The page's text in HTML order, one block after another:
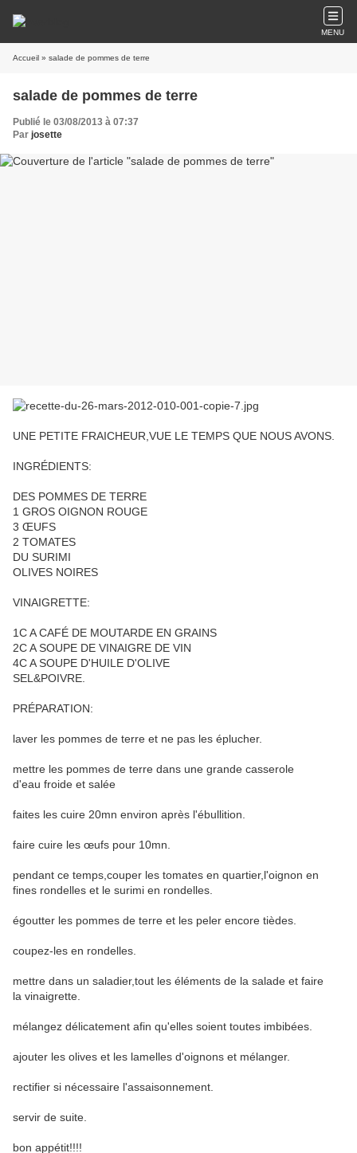
MENU
Accueil » salade de pommes de terre
salade de pommes de terre
Publié le 03/08/2013 à 07:37
Par josette
UNE PETITE FRAICHEUR,VUE LE TEMPS QUE NOUS AVONS.
INGRÉDIENTS:
DES POMMES DE TERRE
1 GROS OIGNON ROUGE
3 ŒUFS
2 TOMATES
DU SURIMI
OLIVES NOIRES
VINAIGRETTE:
1C A CAFÉ DE MOUTARDE EN GRAINS
2C A SOUPE DE VINAIGRE DE VIN
4C A SOUPE D'HUILE D'OLIVE
SEL&POIVRE.
PRÉPARATION:
laver les pommes de terre et ne pas les éplucher.
mettre les pommes de terre dans une grande casserole
d'eau froide et salée
faites les cuire 20mn environ après l'ébullition.
faire cuire les œufs pour 10mn.
pendant ce temps,couper les tomates en quartier,l'oignon en
fines rondelles et le surimi en rondelles.
égoutter les pommes de terre et les peler encore tièdes.
coupez-les en rondelles.
mettre dans un saladier,tout les éléments de la salade et faire
la vinaigrette.
mélangez délicatement afin qu'elles soient toutes imbibées.
ajouter les olives et les lamelles d'oignons et mélanger.
rectifier si nécessaire l'assaisonnement.
servir de suite.
bon appétit!!!!